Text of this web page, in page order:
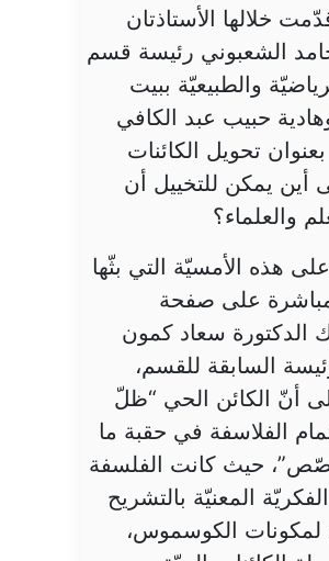
خلالها الأستاذتان
الشعبوني رئيسة قسم
والطبيعيّة ببيت
حبيب عبد الكافي
تحويل الكائنات
أين يمكن للتخييل أن
والعلماء؟
هذه الأمسيّة التي بثّها
على صفحة
الدكتورة سعاد كمون
السابقة للقسم،
أنّ الكائن الحي “ظلّ
الفلاسفة في حقبة ما
حيث كانت الفلسفة
المعنيّة بالتشريح
لمكونات الكوسموس،